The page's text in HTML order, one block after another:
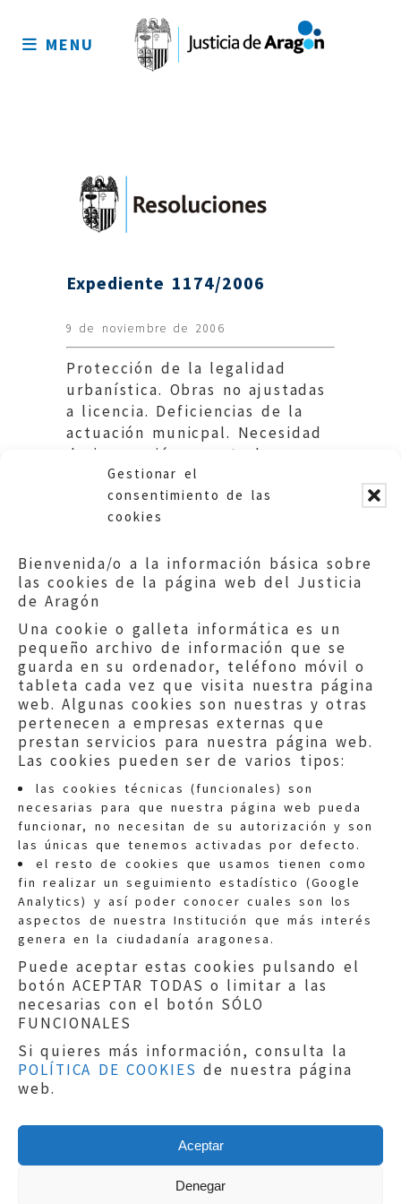
Gestionar el
consentimiento de las
cookies
Bienvenida/o a la información básica sobre
las cookies de la página web del Justicia
de Aragón
Una cookie o galleta informática es un
pequeño archivo de información que se
guarda en su ordenador, teléfono móvil o
tableta cada vez que visita nuestra página
web. Algunas cookies son nuestras y otras
pertenecen a empresas externas que
prestan servicios para nuestra página web.
Las cookies pueden ser de varios tipos:
las cookies técnicas (funcionales) son
necesarias para que nuestra página web pueda
funcionar, no necesitan de su autorización y son
las únicas que tenemos activadas por defecto.
el resto de cookies que usamos tienen como
fin realizar un seguimiento estadístico (Google
Analytics) y así poder conocer cuales son los
aspectos de nuestra Institución que más interés
genera en la ciudadanía aragonesa.
Puede aceptar estas cookies pulsando el
botón ACEPTAR TODAS o limitar a las
necesarias con el botón SÓLO
FUNCIONALES
Si quieres más información, consulta la
POLÍTICA DE COOKIES de nuestra página
web.
Aceptar
Denegar
sitio
MENU
Expediente 1174/2006
9 de noviembre de 2006
Protección de la legalidad
urbanística. Obras no ajustadas
a licencia. Deficiencias de la
actuación municpal. Necesidad
de inspección y control.
Ayuntamiento de Ricla.
Quejas:quejas@eljusticiadearagon.es
Información general:
informacion@eljusticiadearagon.es
Teléfonos:900 210 210/
Aviso legal|Política de privacidad|
Protección de Datos
Política de cookies
Copyright © 2019El Justicia de Aragón|
Sephor Consulting